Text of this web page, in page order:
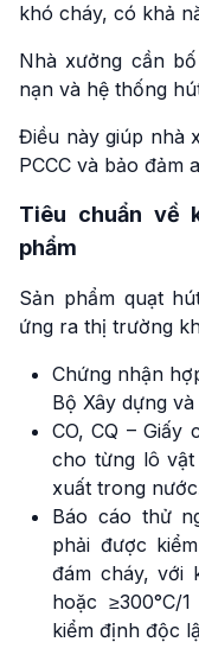
khó cháy, có khả
Nhà xưởng cần
nạn và hệ thống
Điều này giúp nhà
PCCC và bảo đảm
Tiêu chuẩn về
phẩm
Sản phẩm quạt
ứng ra thị trường
Chứng nhận
Bộ Xây dựng
CO, CQ –
cho từng lô
xuất trong
Báo cáo thử
phải được
đám cháy, với
hoặc ≥300°C/
kiểm định độc